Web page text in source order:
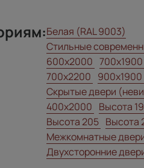
Белая (RAL 9003)
Стильные
600x2000 700x1900
700x2200 900x1900
Скрытые двери
400x2000 Высота
Высота 205 Высота
Межкомнатные
Двухсторонние